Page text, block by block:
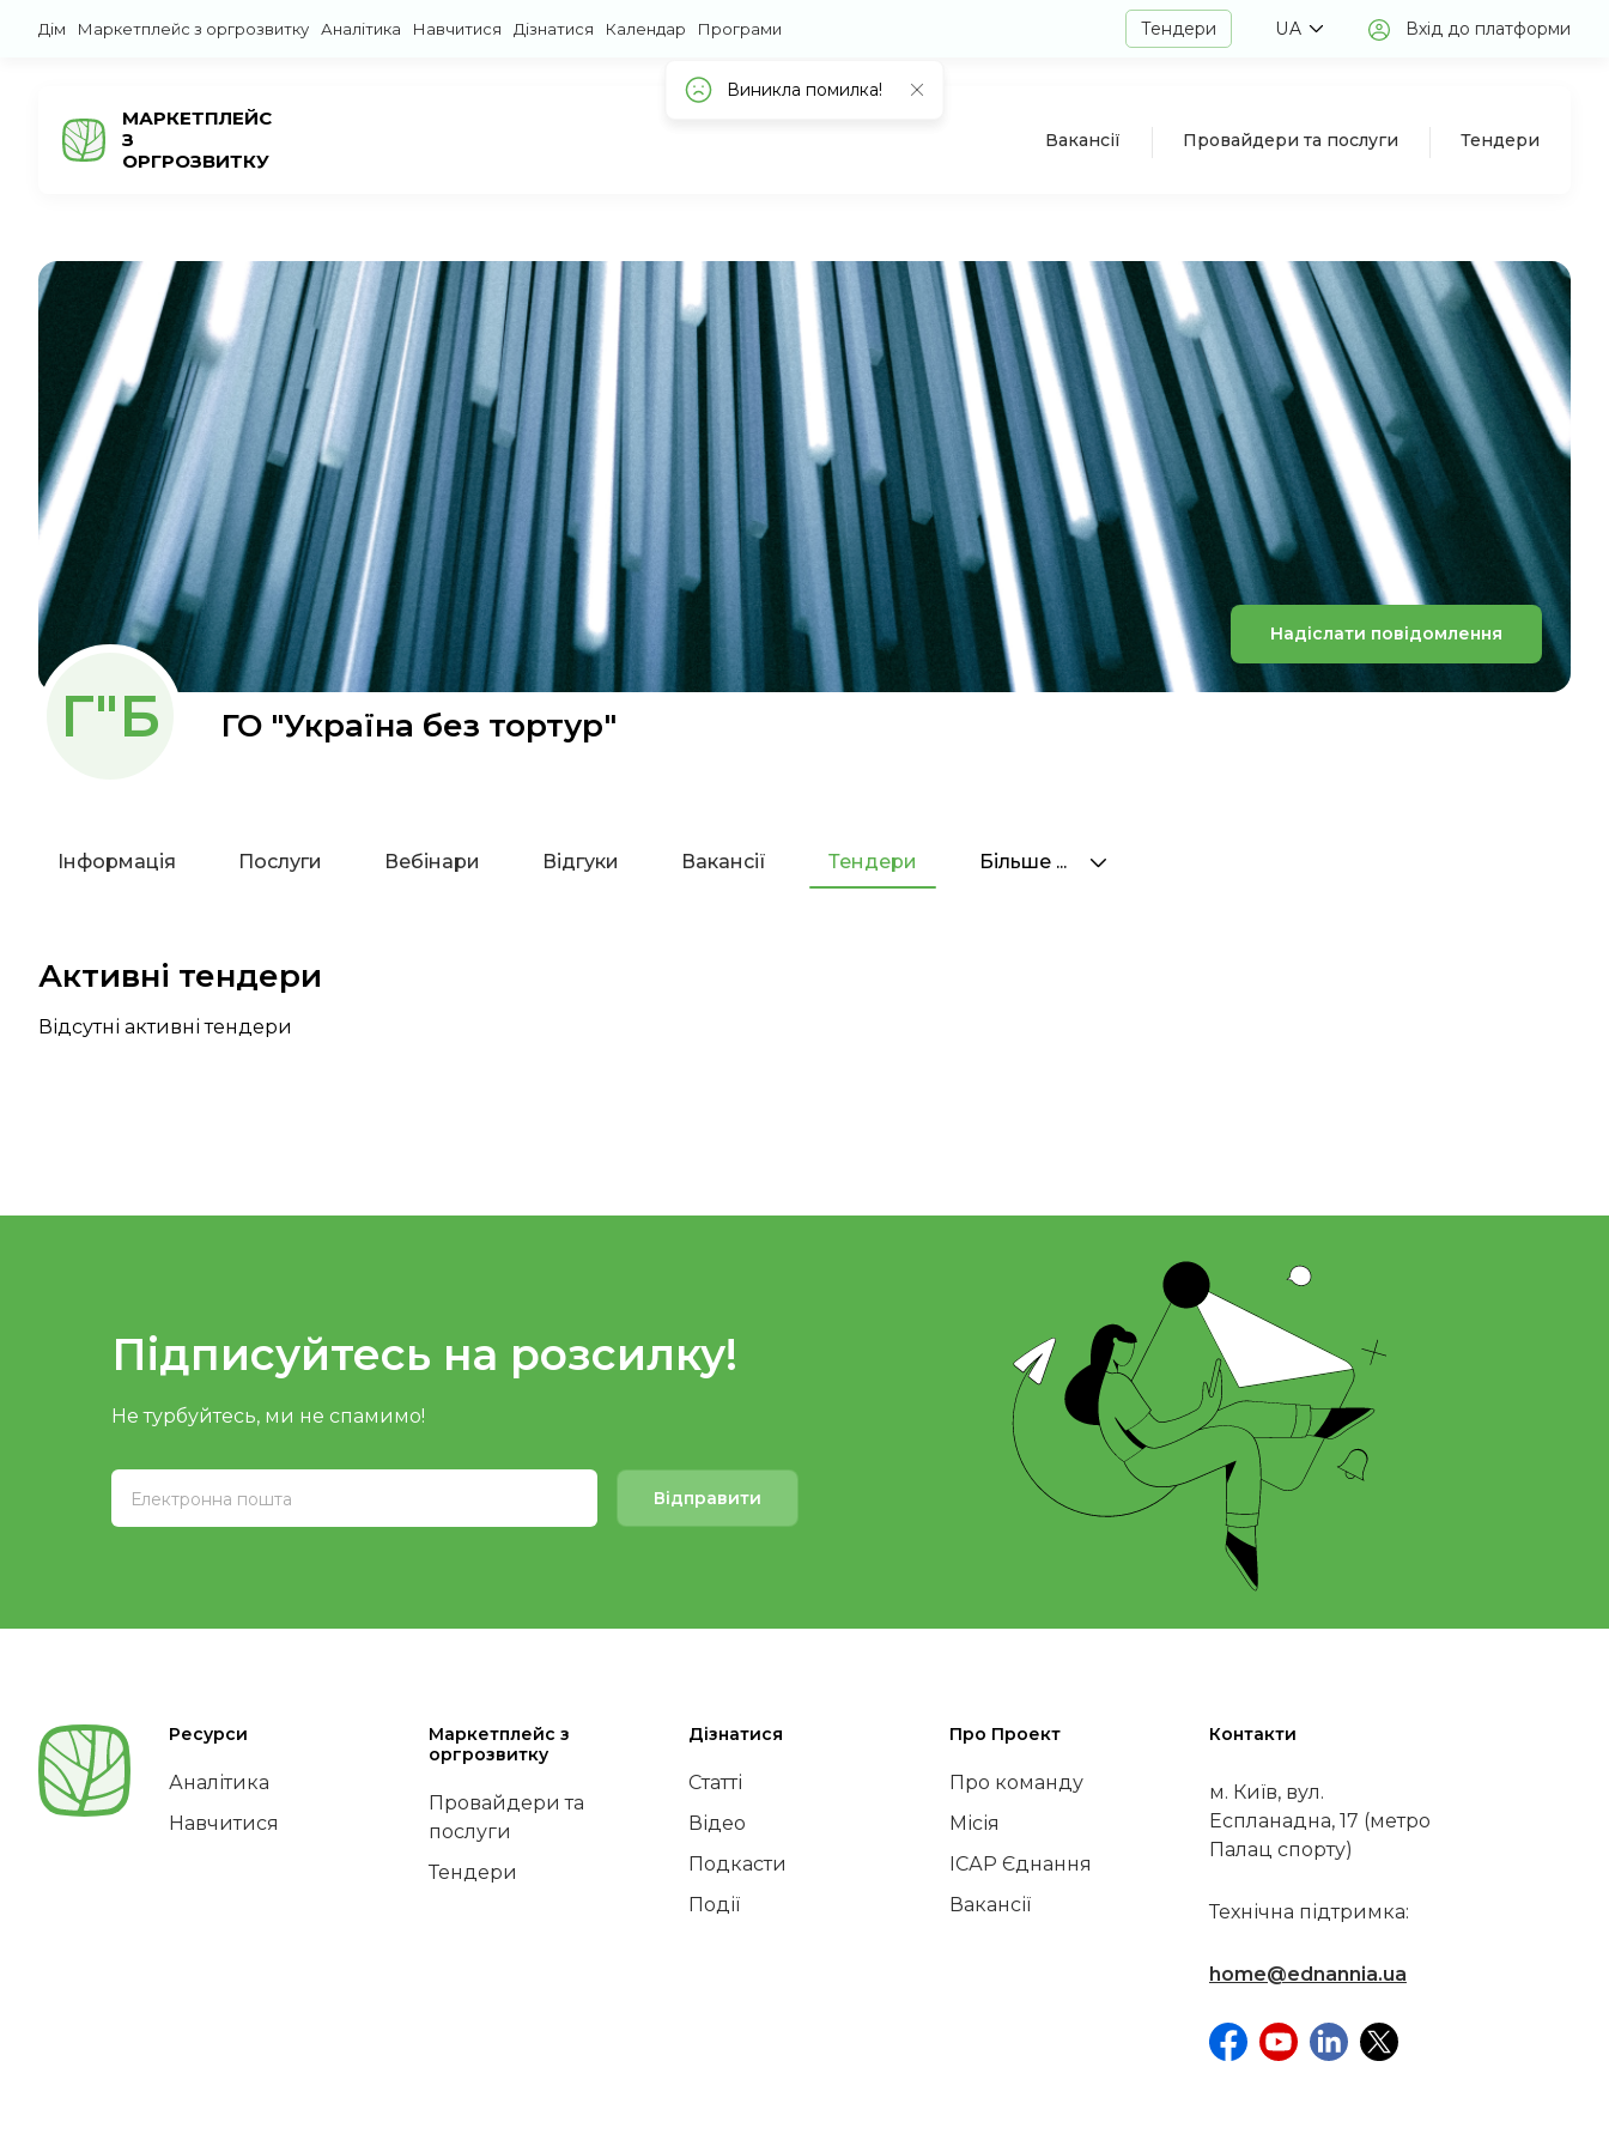
Дім Маркетплейс з оргрозвитку Аналітика Навчитися Дізнатися Календар Програми Тендери UA Вхід до платформи
МАРКЕТПЛЕЙС
З
ОРГРОЗВИТКУ
Вакансії Провайдери та послуги Тендери
Надіслати повідомлення
Г"Б ГО "Україна без тортур"
Інформація Послуги Вебінари Відгуки Вакансії Тендери Більше ...
Активні тендери
Відсутні активні тендери
Підписуйтесь на розсилку!
Не турбуйтесь, ми не спамимо!
Відправити
Ресурси
Аналітика
Навчитися
Маркетплейс з
оргрозвитку
Провайдери та
послуги
Тендери
Дізнатися
Статті
Відео
Подкасти
Події
Про Проект
Про команду
Місія
ІСАР Єднання
Вакансії
Контакти
м. Київ, вул.
Еспланадна, 17 (метро
Палац спорту)
Технічна підтримка:
home@ednannia.ua